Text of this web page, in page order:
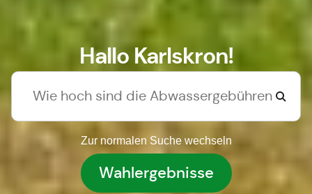
Hallo Karlskron!
Zur normalen Suche wechseln
Wahlergebnisse